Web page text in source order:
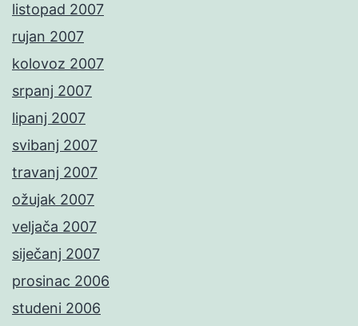
listopad 2007
rujan 2007
kolovoz 2007
srpanj 2007
lipanj 2007
svibanj 2007
travanj 2007
ožujak 2007
veljača 2007
siječanj 2007
prosinac 2006
studeni 2006